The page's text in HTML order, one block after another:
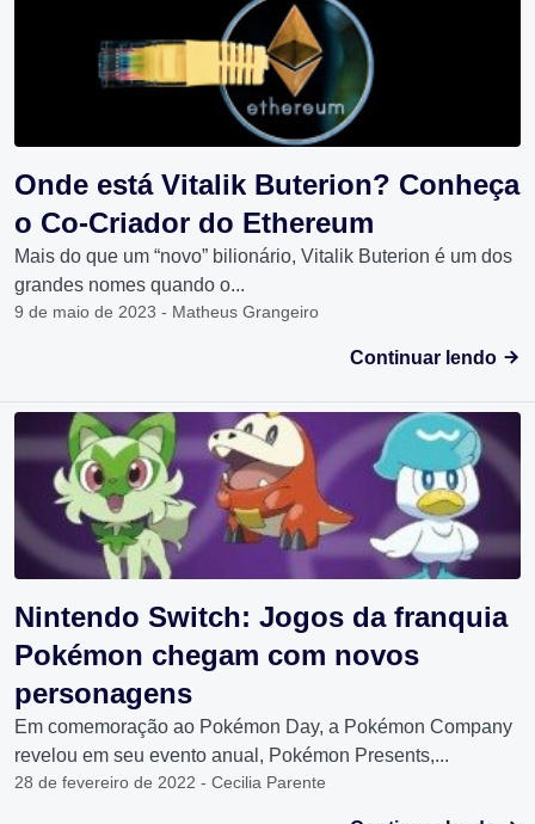
Onde está Vitalik Buterion? Conheça
o Co-Criador do Ethereum
Mais do que um “novo” bilionário, Vitalik Buterion é um dos
grandes nomes quando o...
9 de maio de 2023 - Matheus Grangeiro
Continuar lendo
Nintendo Switch: Jogos da franquia
Pokémon chegam com novos
personagens
Em comemoração ao Pokémon Day, a Pokémon Company
revelou em seu evento anual, Pokémon Presents,...
28 de fevereiro de 2022 - Cecilia Parente